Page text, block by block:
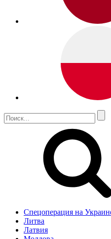
Спецоперация на
Литва
Латвия